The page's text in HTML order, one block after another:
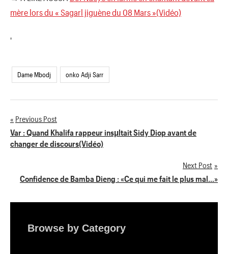
mère lors du « Sagarl jiguène du 08 Mars »(Vidéo)
'
Dame Mbodj onko Adji Sarr
Navigation
de
Previous Post
Var : Quand Khalifa rappeur insµltait Sidy Diop avant de
changer de discours(Vidéo)
Next Post
Confidence de Bamba Dieng : «Ce qui me fait le plus mal…»
Browse by Category